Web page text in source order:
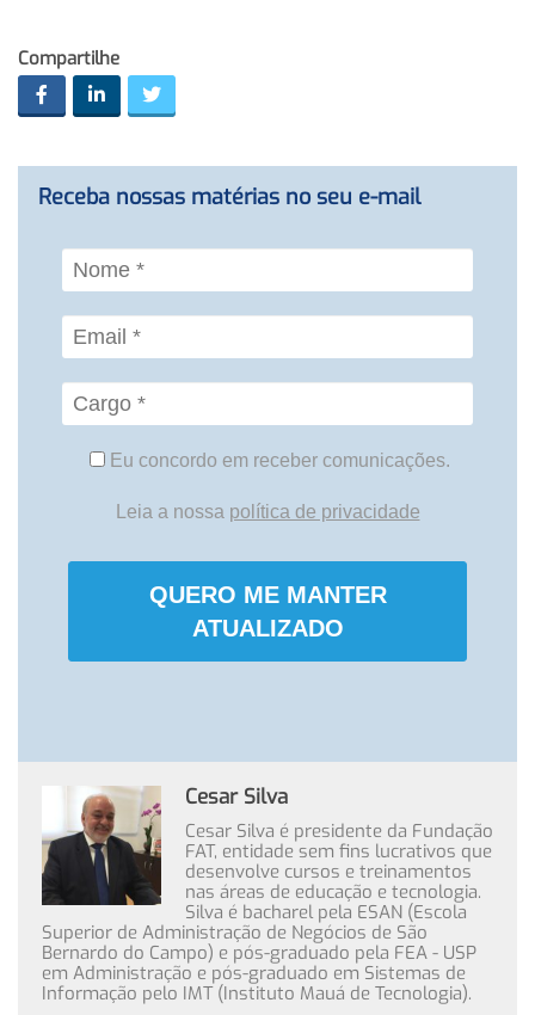
Compartilhe
Receba nossas matérias no seu e-mail
Eu concordo em receber comunicações.
Leia a nossa política de privacidade
QUERO ME MANTER
ATUALIZADO
Cesar Silva
Cesar Silva é presidente da Fundação
FAT, entidade sem fins lucrativos que
desenvolve cursos e treinamentos
nas áreas de educação e tecnologia.
Silva é bacharel pela ESAN (Escola
Superior de Administração de Negócios de São
Bernardo do Campo) e pós-graduado pela FEA - USP
em Administração e pós-graduado em Sistemas de
Informação pelo IMT (Instituto Mauá de Tecnologia).